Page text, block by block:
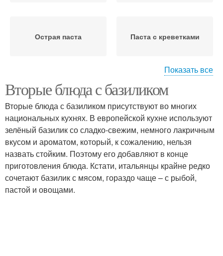
Острая паста Паста с креветками
Паста с колбасой
Показать все
Вторые блюда с базиликом
Вторые блюда с базиликом присутствуют во многих
национальных кухнях. В европейской кухне используют
зелёный базилик со сладко-свежим, немного лакричным
вкусом и ароматом, который, к сожалению, нельзя
назвать стойким. Поэтому его добавляют в конце
приготовления блюда. Кстати, итальянцы крайне редко
сочетают базилик с мясом, гораздо чаще – с рыбой,
пастой и овощами.